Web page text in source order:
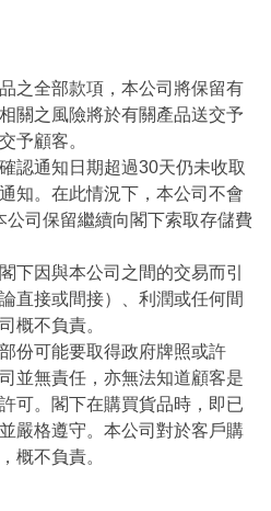
之全部款項，本公司將保留有
關之風險將於有關產品送交予
予顧客。
認通知日期超過30天仍未收取
知。在此情況下，本公司不會
公司保留繼續向閣下索取存儲費
下因與本公司之間的交易而引
直接或間接）、利潤或任何間
概不負責。
份可能要取得政府牌照或許
並無責任，亦無法知道顧客是
可。閣下在購買貨品時，即已
嚴格遵守。本公司對於客戶購
概不負責。